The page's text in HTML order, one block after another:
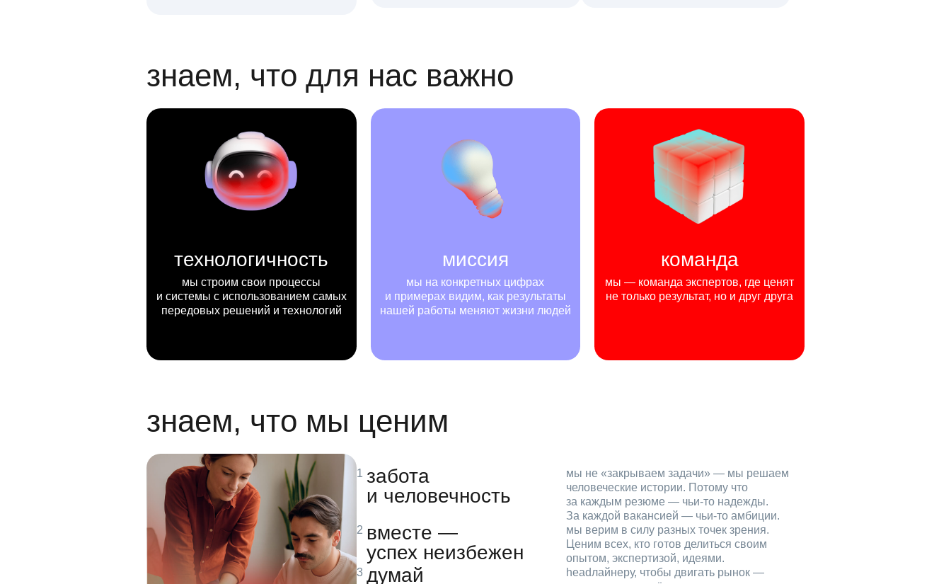
знаем, что для нас важно
технологичность
мы строим свои процессы
и системы с использованием самых
передовых решений и технологий
миссия
мы на конкретных цифрах
и примерах видим, как результаты
нашей работы меняют жизни людей
команда
мы — команда экспертов, где ценят
не только результат, но и друг друга
знаем, что мы ценим
забота
и человечность
мы не «закрываем задачи» — мы решаем
человеческие истории. Потому что
за каждым резюме — чьи‑то надежды.
За каждой вакансией — чьи‑то амбиции.
вместе —
успех неизбежен
мы верим в силу разных точек зрения.
Ценим всех, кто готов делиться своим
опытом, экспертизой, идеями.
думай
headлайнеру, чтобы двигать рынок —